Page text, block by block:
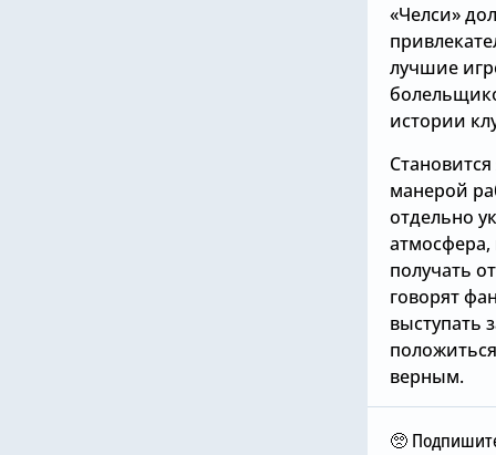
«Челси»
лучшие
истории
манерой
отдельно
атмосфера,
получать
говорят
выступать
верным.
🥺
Николас Джексон
совершил добрый
поступок в «Челси»,